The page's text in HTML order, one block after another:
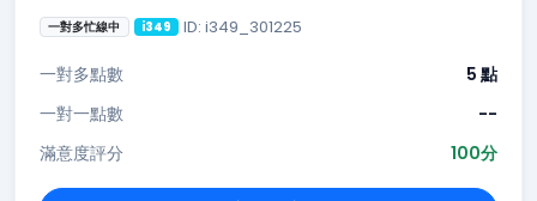
一對多忙線中 i349 ID: i349_301225
一對多點數
5 點
一對一點數
--
滿意度評分
100分